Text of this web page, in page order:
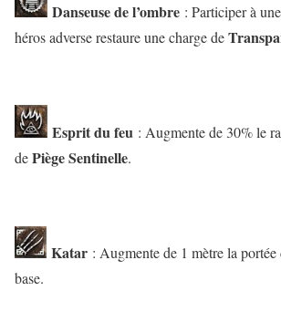
Danseuse de l’ombre : Participer à
héros adverse restaure une charge de
Esprit du feu : Augmente de 30% le
dePiège Sentinelle.
Katar : Augmente de 1 mètre la portée
base.